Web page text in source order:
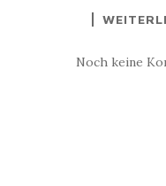
Noch keine